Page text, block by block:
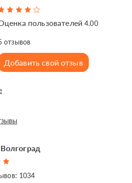
пользователей4.00
отзывов
Добавить свой отзыв
1034